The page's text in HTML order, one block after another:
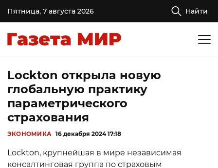
Пятница, 7 августа 2026 Найти
Lockton открыла новую
глобальную практику
параметрического
страхования
ЭКОНОМИКА 16 декабря 2024 17:18
Lockton, крупнейшая в мире независимая
консалтинговая группа по страховым